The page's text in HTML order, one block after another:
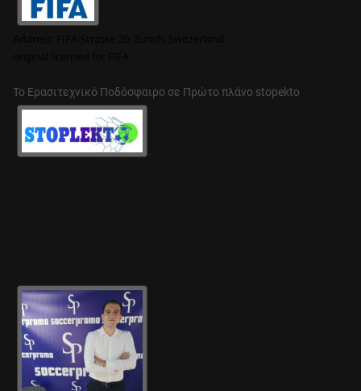
Το Ερασιτεχνικό Ποδόσφαιρο σε Πρώτο πλάνο stopekto